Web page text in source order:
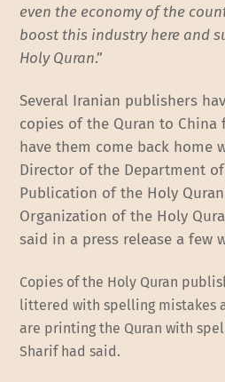
even the economy of the
boost this industry here and
Holy Quran.”
Several Iranian publishers
copies of the Quran to
have them come back home
Director of the Department
Publication of the Holy
Organization of the Holy
said in a press release a few
Copies of the Holy Quran
littered with spelling mistakes
are printing the Quran with
Sharif had said.